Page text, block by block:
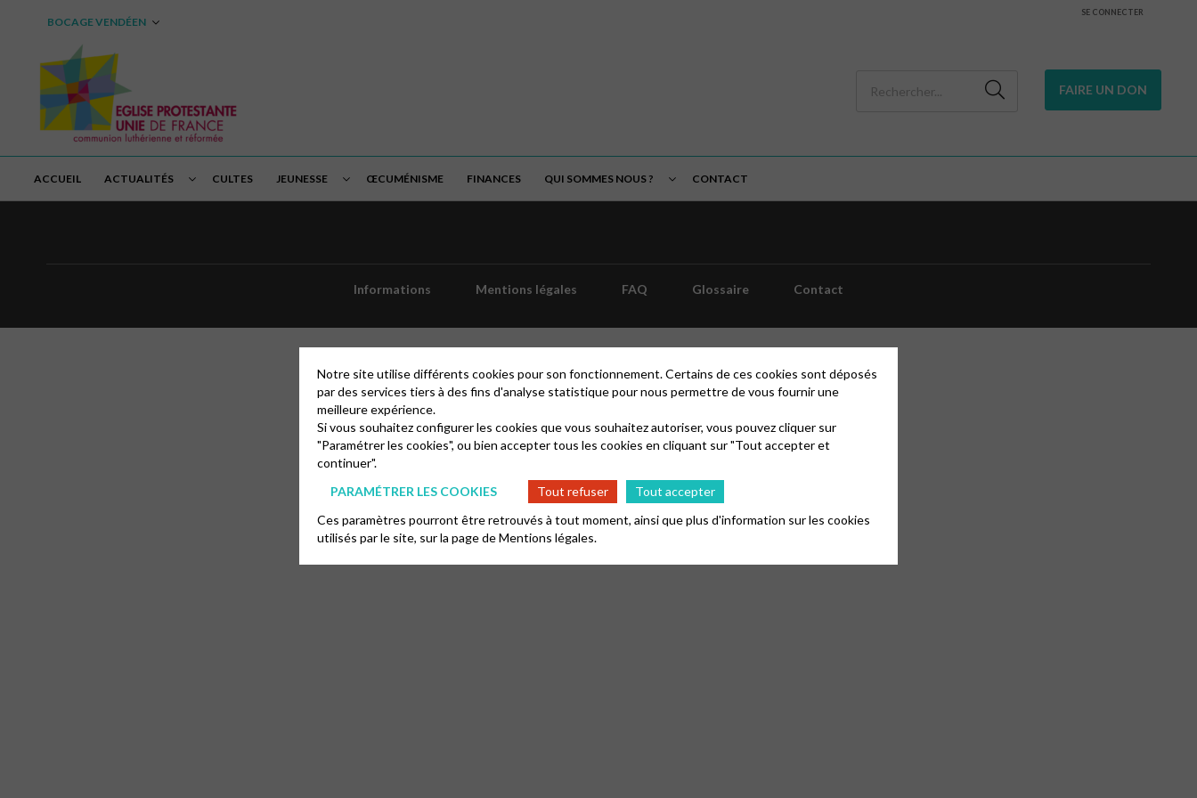
BOCAGE VENDÉEN
SE CONNECTER
FAIRE UN DON
ACCUEIL ACTUALITÉS CULTES JEUNESSE ŒCUMÉNISME FINANCES QUI SOMMES NOUS ? CONTACT
Informations Mentions légales FAQ Glossaire Contact
Notre site utilise différents cookies pour son fonctionnement. Certains de ces cookies sont déposés
par des services tiers à des fins d'analyse statistique pour nous permettre de vous fournir une
meilleure expérience.
Si vous souhaitez configurer les cookies que vous souhaitez autoriser, vous pouvez cliquer sur
"Paramétrer les cookies", ou bien accepter tous les cookies en cliquant sur "Tout accepter et
continuer".
PARAMÉTRER LES COOKIES
Tout refuser
Tout accepter
Ces paramètres pourront être retrouvés à tout moment, ainsi que plus d'information sur les cookies
utilisés par le site, sur la page deMentions légales.